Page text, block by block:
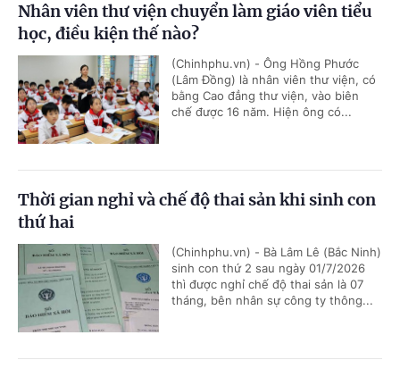
Nhân viên thư viện chuyển làm giáo viên tiểu
học, điều kiện thế nào?
(Chinhphu.vn) - Ông Hồng Phước
(Lâm Đồng) là nhân viên thư viện, có
bằng Cao đẳng thư viện, vào biên
chế được 16 năm. Hiện ông có...
Thời gian nghỉ và chế độ thai sản khi sinh con
thứ hai
(Chinhphu.vn) - Bà Lâm Lê (Bắc Ninh)
sinh con thứ 2 sau ngày 01/7/2026
thì được nghỉ chế độ thai sản là 07
tháng, bên nhân sự công ty thông...